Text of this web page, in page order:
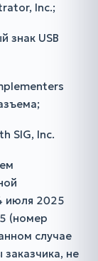
Inc.;
знак USB
SIG, Inc.
июля 2025
(номер
случае
не